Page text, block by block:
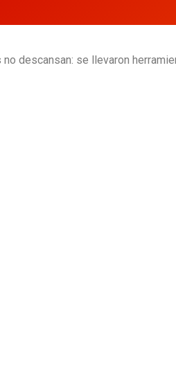
no descansan: se llevaron